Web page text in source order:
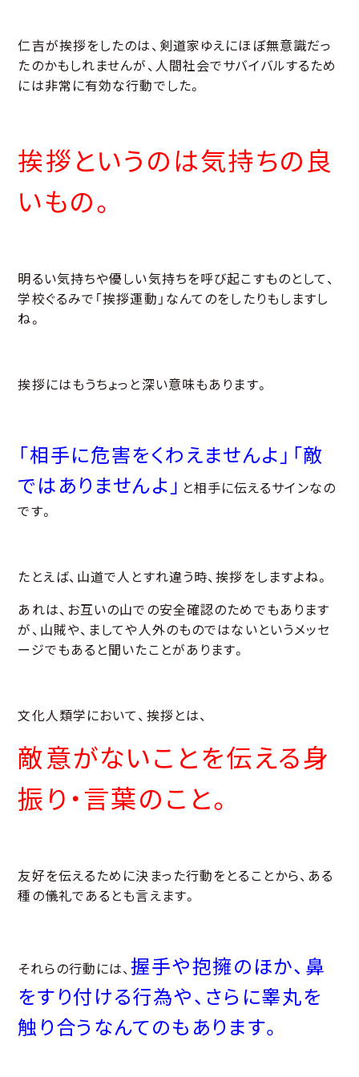
仁吉が挨拶をしたのは、剣道家ゆえにほぼ無意識だっ
たのかもしれませんが、人間社会でサバイバルするため
には非常に有効な行動でした。
挨拶というのは気持ちの良
いもの。
明るい気持ちや優しい気持ちを呼び起こすものとして、
学校ぐるみで「挨拶運動」なんてのをしたりもしますし
ね。
挨拶にはもうちょっと深い意味もあります。
「相手に危害をくわえませんよ」「敵
ではありませんよ」 と相手に伝えるサインなの
です。
たとえば、山道で人とすれ違う時、挨拶をしますよね。
あれは、お互いの山での安全確認のためでもあります
が、山賊や、ましてや人外のものではないというメッセ
ージでもあると聞いたことがあります。
文化人類学において、挨拶とは、
敵意がないことを伝える身
振り・言葉のこと。
友好を伝えるために決まった行動をとることから、ある
種の儀礼であるとも言えます。
それらの行動には、握手や抱擁のほか、鼻
をすり付ける行為や、さらに睾丸を
触り合うなんてのもあります。